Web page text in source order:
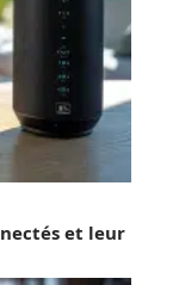
et leur